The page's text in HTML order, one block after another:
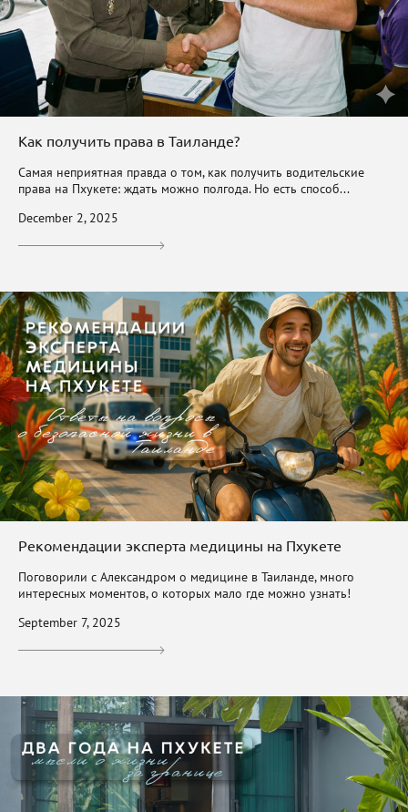
Как получить права в Таиланде?
Самая неприятная правда о том, как получить водительские
права на Пхукете: ждать можно полгода. Но есть способ...
December 2, 2025
Рекомендации эксперта медицины на Пхукете
Поговорили с Александром о медицине в Таиланде, много
интересных моментов, о которых мало где можно узнать!
September 7, 2025